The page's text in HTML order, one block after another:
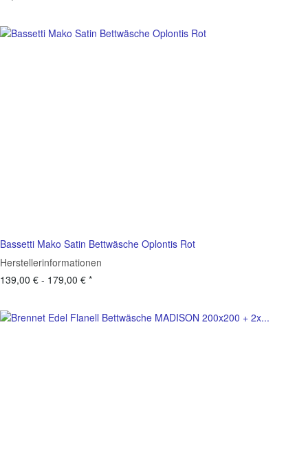
Bassetti Mako Satin Bettwäsche Oplontis Rot
Herstellerinformationen
139,00 € - 179,00 € *